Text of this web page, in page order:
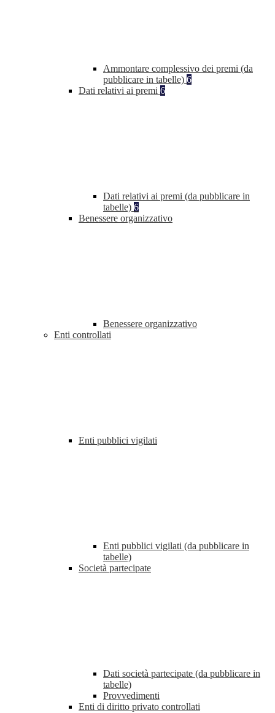
Ammontare complessivo dei premi (da
pubblicare in tabelle) 6
Dati relativi ai premi 6
Dati relativi ai premi (da pubblicare in
tabelle) 6
Benessere organizzativo
Benessere organizzativo
Enti controllati
Enti pubblici vigilati
Enti pubblici vigilati (da pubblicare in
tabelle)
Società partecipate
Dati società partecipate (da pubblicare in
tabelle)
Provvedimenti
Enti di diritto privato controllati